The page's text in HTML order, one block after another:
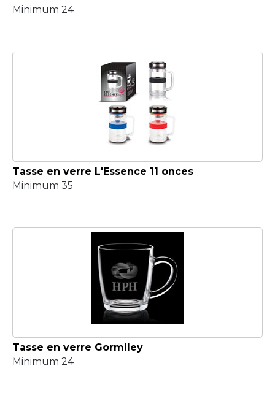
Minimum 24
Tasse en verre L'Essence 11 onces
Minimum 35
Tasse en verre Gormlley
Minimum 24